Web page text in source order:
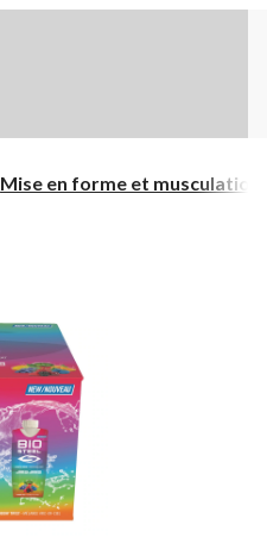
Mise en forme et musculation